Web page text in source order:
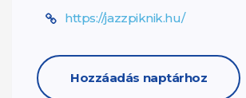
https://jazzpiknik.hu/
Hozzáadás naptárhoz